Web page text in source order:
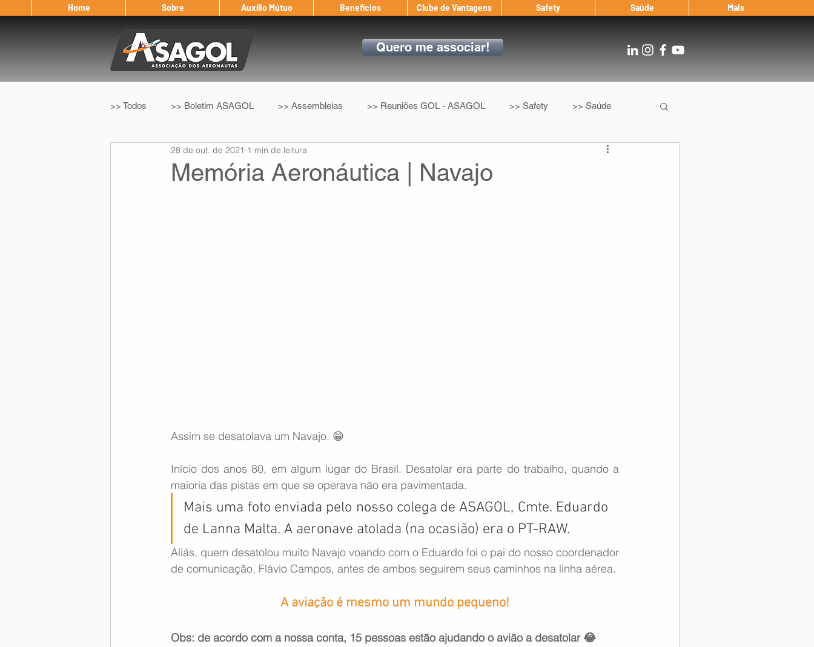
Home Sobre Auxílio Mútuo Benefícios Clube de Vantagens Safety Saúde Mais
Quero me associar!
>> Todos >> Boletim ASAGOL >> Assembleias >> Reuniões GOL - ASAGOL >> Safety >> Saúde
>> Legislação >> IFALPA >> Convenção Coletiva After Landing
Memória Aeronáutica | Navajo
28 de out. de 2021 1 min de leitura
Assim se desatolava um Navajo. 😁
Início dos anos 80, em algum lugar do Brasil. Desatolar era parte do trabalho, quando a
maioria das pistas em que se operava não era pavimentada.
Mais uma foto enviada pelo nosso colega de ASAGOL, Cmte. Eduardo
de Lanna Malta. A aeronave atolada (na ocasião) era o PT-RAW.
Aliás, quem desatolou muito Navajo voando com o Eduardo foi o pai do nosso coordenador
de comunicação, Flávio Campos, antes de ambos seguirem seus caminhos na linha aérea.
A aviação é mesmo um mundo pequeno!
Obs: de acordo com a nossa conta, 15 pessoas estão ajudando o avião a desatolar 😂